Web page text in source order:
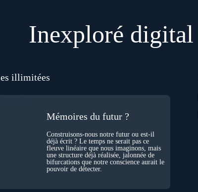
Inexploré digital
illimitées
Mémoires du futur ?
Construisons-nous notre futur ou est-il
déjà écrit ? Le temps ne serait pas ce
fleuve linéaire que nous imaginons, mais
une structure déjà réalisée, jalonnée de
bifurcations que notre conscience aurait le
pouvoir de détecter.